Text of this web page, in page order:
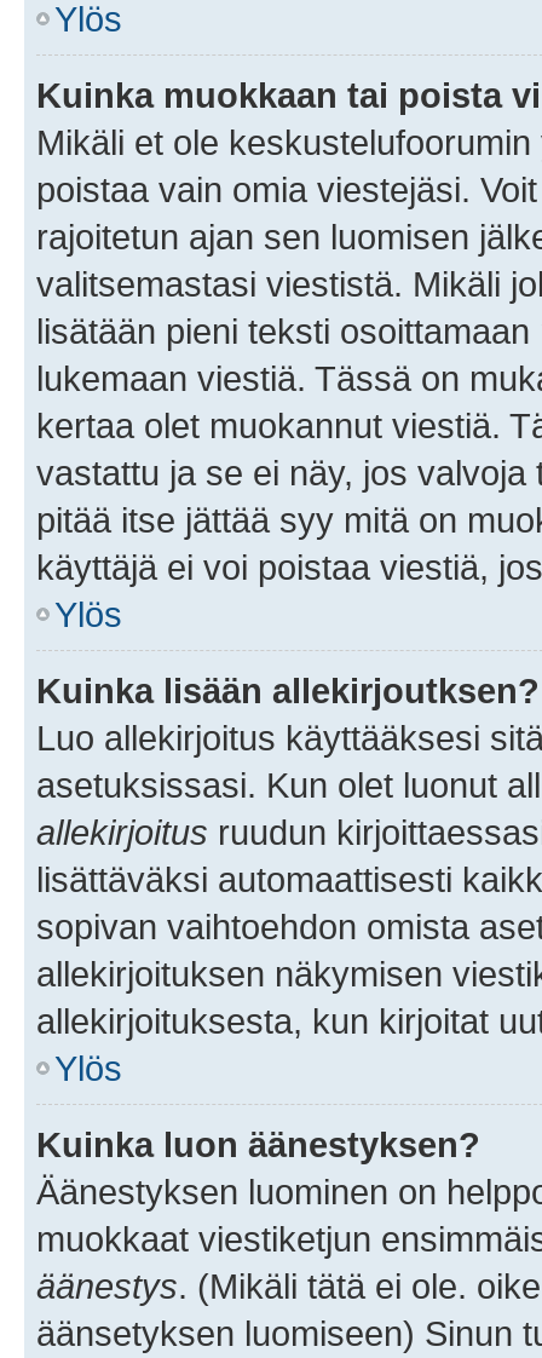
Ylös
Kuinka muokkaan tai poista
Mikäli et ole
poistaa vain omia viestejäsi.
rajoitetun ajan sen luomisen
valitsemastasi viestistä. Mikäli
lisätään pieni teksti
lukemaan viestiä. Tässä on
kertaa olet muokannut viestiä.
vastattu ja se ei näy, jos
pitää itse jättää syy mitä on
käyttäjä ei voi poistaa viestiä,
Ylös
Kuinka lisään allekirjoutksen?
Luo allekirjoitus käyttääksesi
asetuksissasi. Kun olet luonut
allekirjoitus ruudun
lisättäväksi automaattisesti
sopivan vaihtoehdon omista
allekirjoituksen näkymisen
allekirjoituksesta, kun kirjoitat
Ylös
Kuinka luon äänestyksen?
Äänestyksen luominen on
muokkaat viestiketjun
äänestys. (Mikäli tätä ei ole.
äänsetyksen luomiseen) Sinun